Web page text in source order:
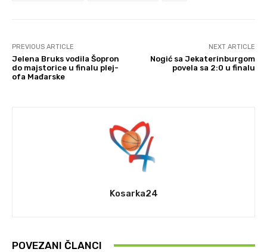
PREVIOUS ARTICLE
Jelena Bruks vodila Šopron
do majstorice u finalu plej-
ofa Mađarske
NEXT ARTICLE
Nogić sa Jekaterinburgom
povela sa 2:0 u finalu
Kosarka24
POVEZANI ČLANCI